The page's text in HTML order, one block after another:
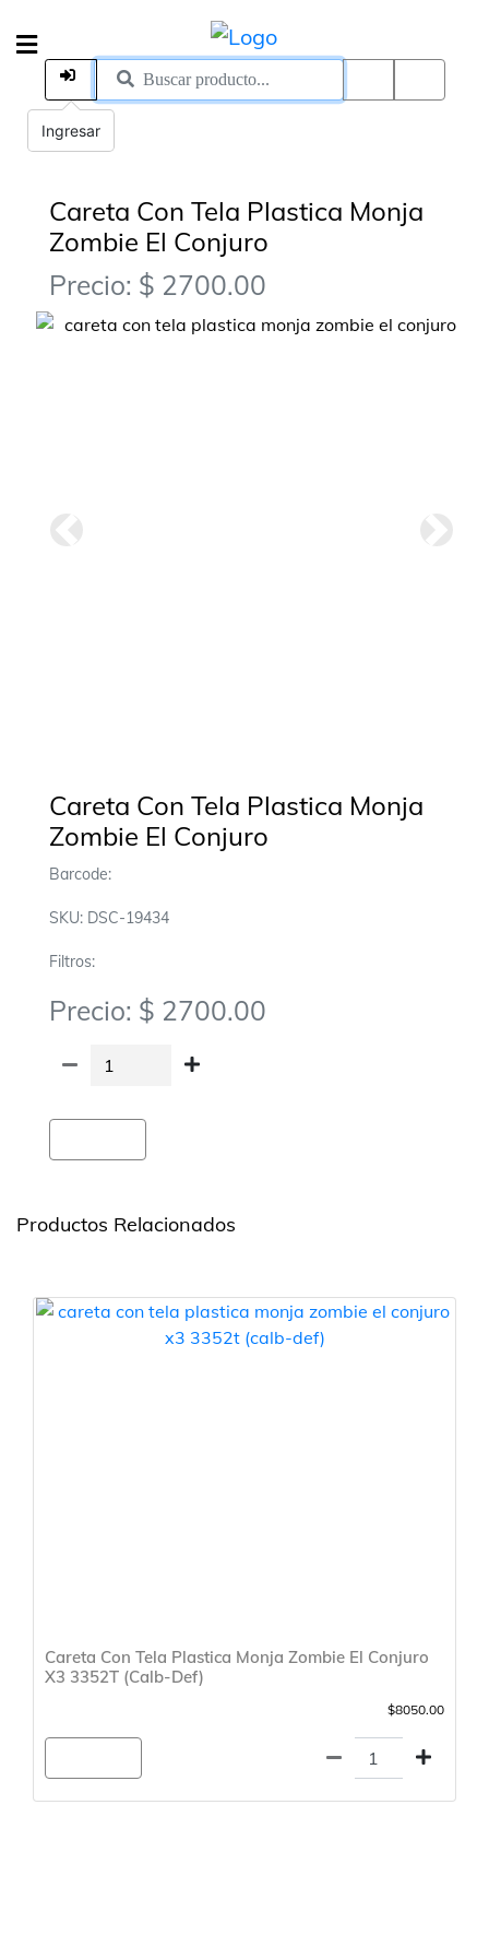
Careta Con Tela Plastica Monja
Zombie El Conjuro
Precio: $ 2700.00
Careta Con Tela Plastica Monja
Zombie El Conjuro
Barcode:
SKU: DSC-19434
Filtros:
Precio: $ 2700.00
Productos Relacionados
Careta Con Tela Plastica Monja Zombie El Conjuro
X3 3352T (Calb-Def)
$8050.00
Ingresar